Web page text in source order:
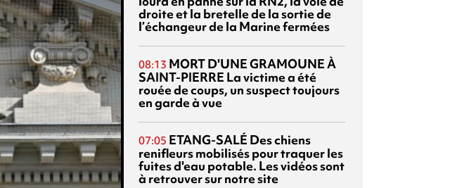
droite et la bretelle de la sortie de
l’échangeur de la Marine fermées
08:13 MORT D'UNE GRAMOUNE À
SAINT-PIERRE La victime a été
rouée de coups, un suspect toujours
en garde à vue
07:05 ETANG-SALÉ Des chiens
renifleurs mobilisés pour traquer les
fuites d'eau potable. Les vidéos sont
à retrouver sur notre site